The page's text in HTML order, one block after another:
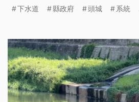
有其必要。縣政府表示已報中央
下水道 縣政府 頭城 系統